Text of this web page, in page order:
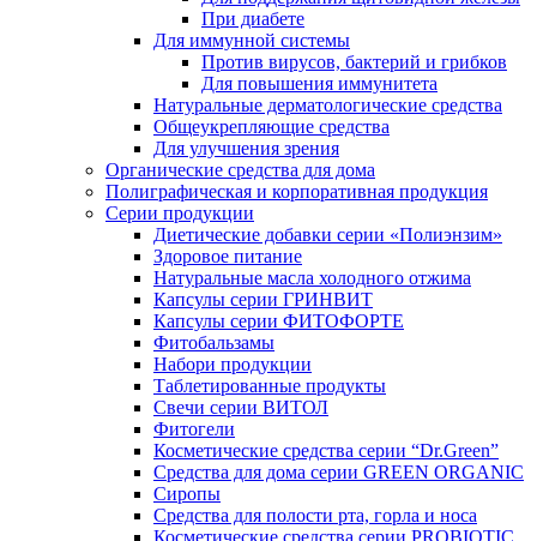
При диабете
Для иммунной системы
Против вирусов, бактерий и грибков
Для повышения иммунитета
Натуральные дерматологические средства
Общеукрепляющие средства
Для улучшения зрения
Органические средства для дома
Полиграфическая и корпоративная продукция
Серии продукции
Диетические добавки серии «Полиэнзим»
Здоровое питание
Натуральные масла холодного отжима
Капсулы серии ГРИНВИТ
Капсулы серии ФИТОФОРТЕ
Фитобальзамы
Набори продукции
Таблетированные продукты
Свечи серии ВИТОЛ
Фитогели
Косметические средства серии “Dr.Green”
Средства для дома серии GREEN ORGANIC
Сиропы
Средства для полости рта, горла и носа